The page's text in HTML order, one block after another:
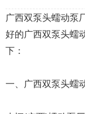
广西双泵头蠕动泵
好的广西双泵头蠕
下：
一、广西双泵头蠕